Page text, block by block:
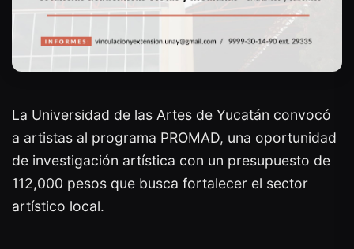
La Universidad de las Artes de Yucatán convocó
a artistas al programa PROMAD, una oportunidad
de investigación artística con un presupuesto de
112,000 pesos que busca fortalecer el sector
artístico local.